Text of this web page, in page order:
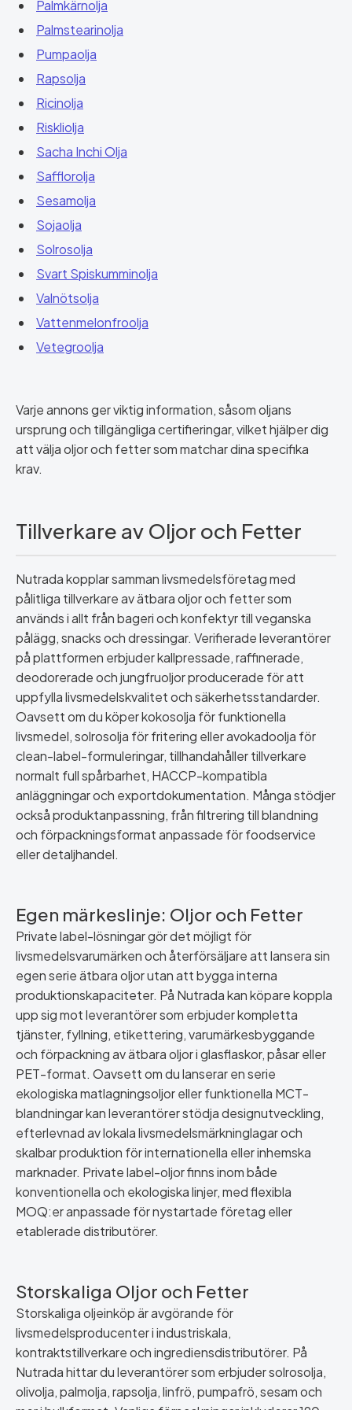
Palmkärnolja
Palmstearinolja
Pumpaolja
Rapsolja
Ricinolja
Riskliolja
Sacha Inchi Olja
Safflorolja
Sesamolja
Sojaolja
Solrosolja
Svart Spiskumminolja
Valnötsolja
Vattenmelonfroolja
Vetegroolja
Varje annons ger viktig information, såsom oljans
ursprung och tillgängliga certifieringar, vilket hjälper dig
att välja oljor och fetter som matchar dina specifika
krav.
Tillverkare av Oljor och Fetter
Nutrada kopplar samman livsmedelsföretag med
pålitliga tillverkare av ätbara oljor och fetter som
används i allt från bageri och konfektyr till veganska
pålägg, snacks och dressingar. Verifierade leverantörer
på plattformen erbjuder kallpressade, raffinerade,
deodorerade och jungfruoljor producerade för att
uppfylla livsmedelskvalitet och säkerhetsstandarder.
Oavsett om du köper kokosolja för funktionella
livsmedel, solrosolja för fritering eller avokadoolja för
clean-label-formuleringar, tillhandahåller tillverkare
normalt full spårbarhet, HACCP-kompatibla
anläggningar och exportdokumentation. Många stödjer
också produktanpassning, från filtrering till blandning
och förpackningsformat anpassade för foodservice
eller detaljhandel.
Egen märkeslinje: Oljor och Fetter
Private label-lösningar gör det möjligt för
livsmedelsvarumärken och återförsäljare att lansera sin
egen serie ätbara oljor utan att bygga interna
produktionskapaciteter. På Nutrada kan köpare koppla
upp sig mot leverantörer som erbjuder kompletta
tjänster, fyllning, etikettering, varumärkesbyggande
och förpackning av ätbara oljor i glasflaskor, påsar eller
PET-format. Oavsett om du lanserar en serie
ekologiska matlagningsoljor eller funktionella MCT-
blandningar kan leverantörer stödja designutveckling,
efterlevnad av lokala livsmedelsmärkninglagar och
skalbar produktion för internationella eller inhemska
marknader. Private label-oljor finns inom både
konventionella och ekologiska linjer, med flexibla
MOQ:er anpassade för nystartade företag eller
etablerade distributörer.
Storskaliga Oljor och Fetter
Storskaliga oljeinköp är avgörande för
livsmedelsproducenter i industriskala,
kontraktstillverkare och ingrediensdistributörer. På
Nutrada hittar du leverantörer som erbjuder solrosolja,
olivolja, palmolja, rapsolja, linfrö, pumpafrö, sesam och